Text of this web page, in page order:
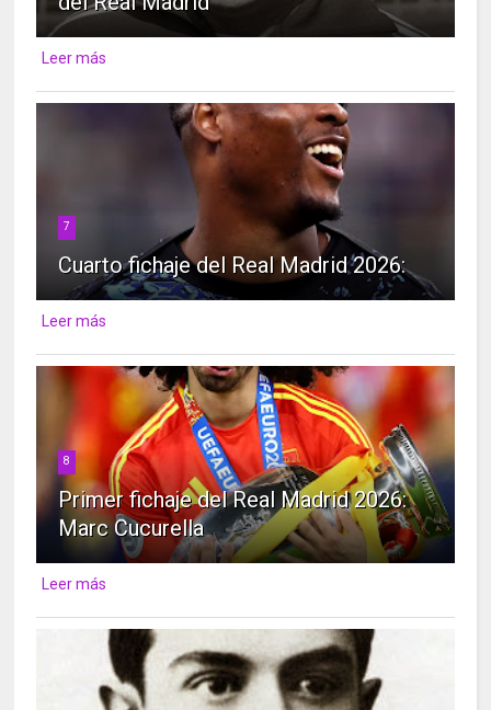
Leer más
7
Cuarto fichaje del Real Madrid 2026:
Leer más
8
Primer fichaje del Real Madrid 2026:
Marc Cucurella
Leer más